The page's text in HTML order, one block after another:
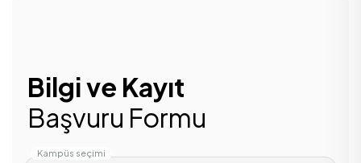
Bilgi ve Kayıt
Başvuru Formu
Kampüs seçimi